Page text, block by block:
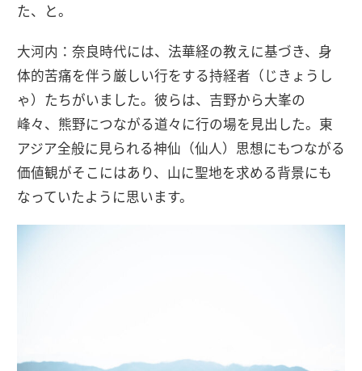
た、と。
大河内：奈良時代には、法華経の教えに基づき、身
体的苦痛を伴う厳しい行をする持経者（じきょうし
ゃ）​​たちがいました。彼らは、吉野から大峯の
峰々、熊野につながる道々に行の場を見出した。東
アジア全般に見られる神仙（仙人）思想にもつながる
価値観がそこにはあり、山に聖地を求める背景にも
なっていたように思います。